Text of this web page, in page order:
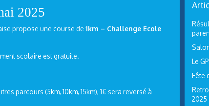
2025
propose une course de 1km – Challenge Ecole
scolaire est gratuite.
parcours (5km, 10km, 15km), 1€ sera reversé à
Le
Fête
2025